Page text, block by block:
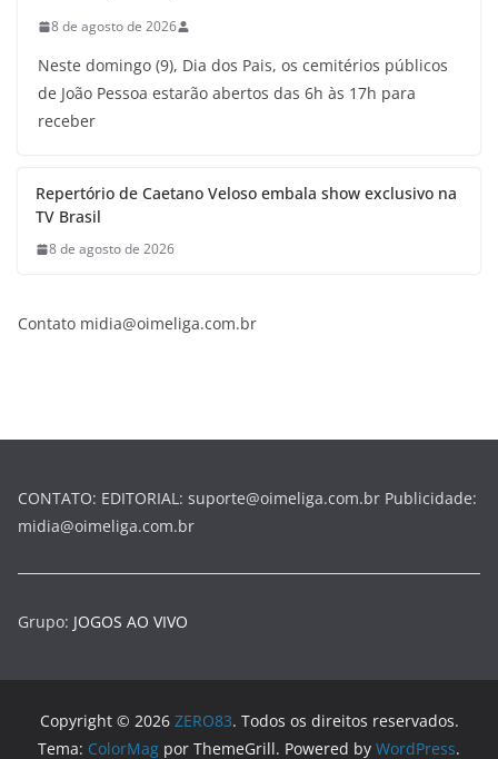
8 de agosto de 2026
Neste domingo (9), Dia dos Pais, os cemitérios públicos
de João Pessoa estarão abertos das 6h às 17h para
receber
Repertório de Caetano Veloso embala show exclusivo na
TV Brasil
8 de agosto de 2026
Contato midia@oimeliga.com.br
CONTATO: EDITORIAL: suporte@oimeliga.com.br Publicidade:
midia@oimeliga.com.br
Grupo: JOGOS AO VIVO
Copyright © 2026 ZERO83. Todos os direitos reservados.
Tema: ColorMag por ThemeGrill. Powered by WordPress.